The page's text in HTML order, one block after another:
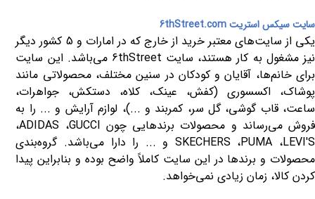
سایت سیکس استریت6thStreet.com
یکی از سایت‌های معتبر خرید از خارج که در امارات و 5 کشور دیگر
نیز مشغول به کار هستند، سایت 6thStreet می‌باشد. این سایت
برای خانم‌ها، آقایان و کودکان در سنین مختلف، محصولاتی مانند
پوشاک، اکسسوری (کفش، عینک، کلاه، دستکش، جواهرات،
ساعت، قاب گوشی، گل سر، کمربند و ...)، لوازم آرایش و ... را به
فروش می‌رساند و محصولات برندهایی چون GUCCI، ADIDAS،
LEVI'S، PUMA، SKECHERS و ... را دارا می‌باشد. گروه‌بندی
محصولات و برندها در این سایت کاملاً واضح بوده و بنابراین پیدا
کردن کالا، زمان زیادی نمی‌خواهد.